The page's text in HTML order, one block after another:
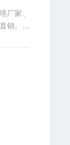
厂家、
销。东